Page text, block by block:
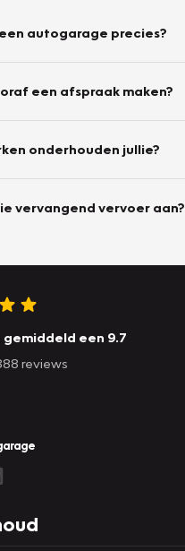
autogarage precies?
een afspraak maken?
onderhouden jullie?
vervangend vervoer aan?
gemiddeld een 9.7
reviews